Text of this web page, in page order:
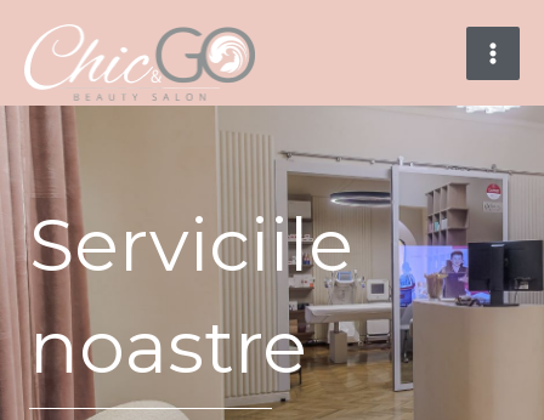
content
Serviciile
noastre